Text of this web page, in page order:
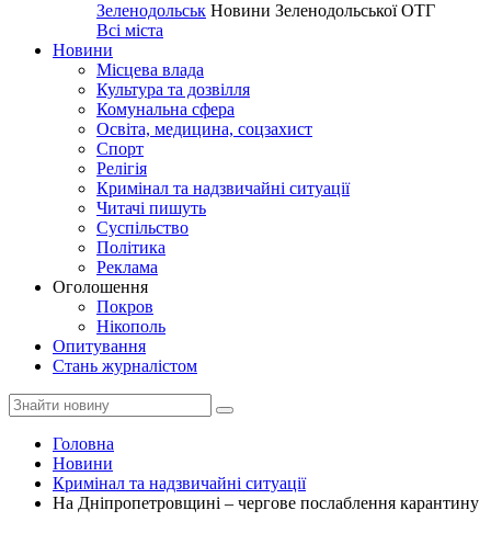
Зеленодольськ Новини Зеленодольської ОТГ
Всі міста
Новини
Місцева влада
Культура та дозвілля
Комунальна сфера
Освіта, медицина, соцзахист
Спорт
Релігія
Кримінал та надзвичайні ситуації
Читачі пишуть
Суспільство
Політика
Реклама
Оголошення
Покров
Нікополь
Опитування
Стань журналістом
Головна
Новини
Кримінал та надзвичайні ситуації
На Дніпропетровщині – чергове послаблення карантину